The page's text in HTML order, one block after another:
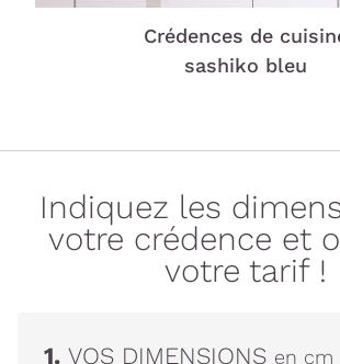
Crédences de
sashiko bleu
Indiquez les
votre crédence et
votre tarif !
1. VOS DIMENSIONS en cm